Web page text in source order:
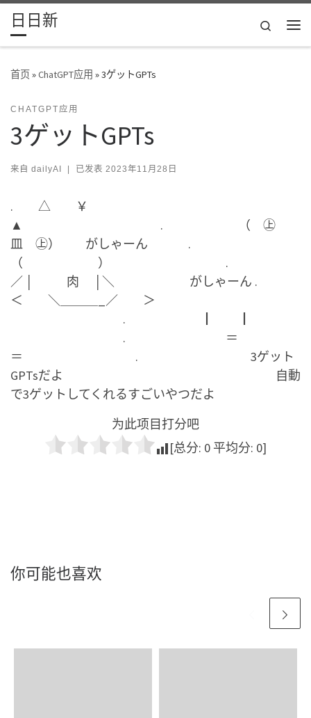
Skip to content
日日新
Search
首页»ChatGPT应用 »3ゲットGPTs
CHATGPT应用
3ゲットGPTs
来自 dailyAI | 已发表 2023年11月28日
. △ ￥
▲ . （ ㊤
皿 ㊤） がしゃーん .
（ ） .
／ │ 肉 │＼ がしゃーん .
＜ ＼＿＿＿_／ ＞
. ┃ ┃
. ＝
＝ . 3ゲット
GPTsだよ 自動
で3ゲットしてくれるすごいやつだよ
为此项目打分吧
[总分: 0 平均分: 0]
你可能也喜欢